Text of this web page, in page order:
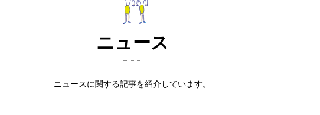
ニュース
ニュースに関する記事を紹介しています。